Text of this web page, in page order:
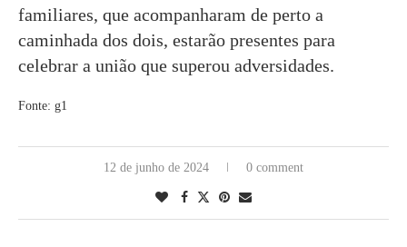
familiares, que acompanharam de perto a
caminhada dos dois, estarão presentes para
celebrar a união que superou adversidades.
Fonte: g1
12 de junho de 2024 0 comment